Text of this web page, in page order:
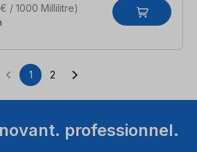
/ 1000 Millilitre)
Page
1 Page
2
professionnel.